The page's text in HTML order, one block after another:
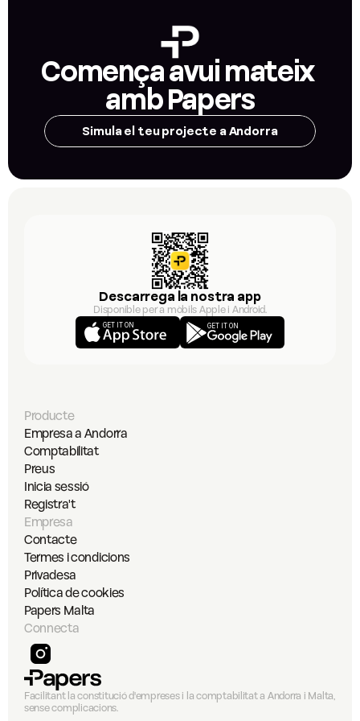
Comença avui mateix
amb Papers
Simula el teu projecte a Andorra
Descarrega la nostra app
Disponible per a mòbils Apple i Android.
GET IT ON GET IT ON
Facilitant la constitució d'empreses i la comptabilitat a Andorra i Malta,
sense complicacions.
Producte
Empresa a Andorra
Comptabilitat
Preus
Inicia sessió
Registra't
Empresa
Contacte
Termes i condicions
Privadesa
Política de cookies
Papers Malta
Connecta